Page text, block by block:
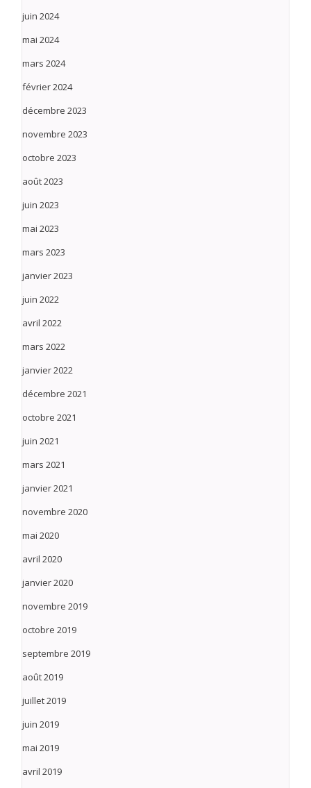
juin 2024
mai 2024
mars 2024
février 2024
décembre 2023
novembre 2023
octobre 2023
août 2023
juin 2023
mai 2023
mars 2023
janvier 2023
juin 2022
avril 2022
mars 2022
janvier 2022
décembre 2021
octobre 2021
juin 2021
mars 2021
janvier 2021
novembre 2020
mai 2020
avril 2020
janvier 2020
novembre 2019
octobre 2019
septembre 2019
août 2019
juillet 2019
juin 2019
mai 2019
avril 2019